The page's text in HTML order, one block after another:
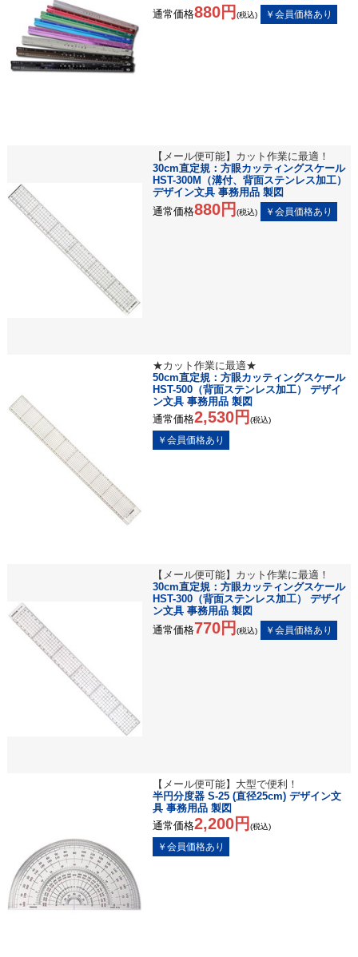
通常価格880円 (税込)
【メール便可能】カット作業に最適！
30cm直定規：方眼カッティングスケール
HST-300M（溝付、背面ステンレス加工）
デザイン文具 事務用品 製図
通常価格880円 (税込)
★カット作業に最適★
50cm直定規：方眼カッティングスケール
HST-500（背面ステンレス加工） デザイ
ン文具 事務用品 製図
通常価格2,530円 (税込)
【メール便可能】カット作業に最適！
30cm直定規：方眼カッティングスケール
HST-300（背面ステンレス加工） デザイ
ン文具 事務用品 製図
通常価格770円 (税込)
【メール便可能】大型で便利！
半円分度器 S-25 (直径25cm) デザイン文
具 事務用品 製図
通常価格2,200円 (税込)